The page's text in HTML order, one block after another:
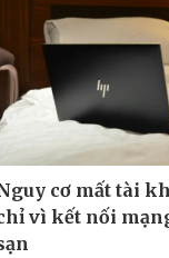
nghiệp
24h
Trải
cơ mất tài
vì kết nối